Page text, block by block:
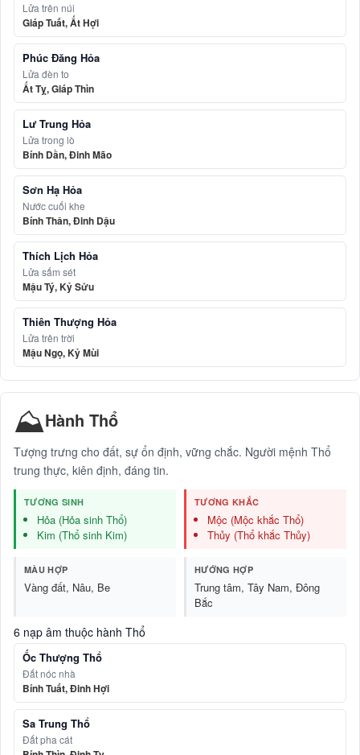
Lửa trên núi
Giáp Tuất, Ất Hợi
Phúc Đăng Hỏa
Lửa đèn to
Ất Tỵ, Giáp Thìn
Lư Trung Hỏa
Lửa trong lò
Bính Dần, Đinh Mão
Sơn Hạ Hỏa
Nước cuối khe
Bính Thân, Đinh Dậu
Thích Lịch Hỏa
Lửa sấm sét
Mậu Tý, Kỷ Sửu
Thiên Thượng Hỏa
Lửa trên trời
Mậu Ngọ, Kỷ Mùi
⛰️Hành Thổ
Tượng trưng cho đất, sự ổn định, vững chắc. Người mệnh Thổ
trung thực, kiên định, đáng tin.
TƯƠNG SINH
Hỏa (Hỏa sinh Thổ)
Kim (Thổ sinh Kim)
TƯƠNG KHẮC
Mộc (Mộc khắc Thổ)
Thủy (Thổ khắc Thủy)
MÀU HỢP
Vàng đất, Nâu, Be
HƯỚNG HỢP
Trung tâm, Tây Nam, Đông
Bắc
6 nạp âm thuộc hành Thổ
Ốc Thượng Thổ
Đất nóc nhà
Bính Tuất, Đinh Hợi
Sa Trung Thổ
Đất pha cát